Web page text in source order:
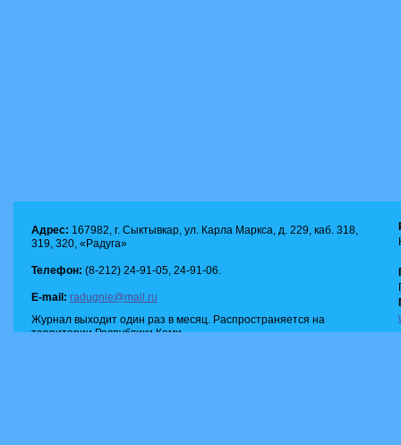
Адрес: 167982, г. Сыктывкар, ул. Карла Маркса, д. 229, каб. 318,
319, 320, «Радуга»
Телефон: (8-212) 24-91-05, 24-91-06.
E-mail: radugnie@mail.ru
Журнал выходит один раз в месяц. Распространяется на
территории Республики Коми.